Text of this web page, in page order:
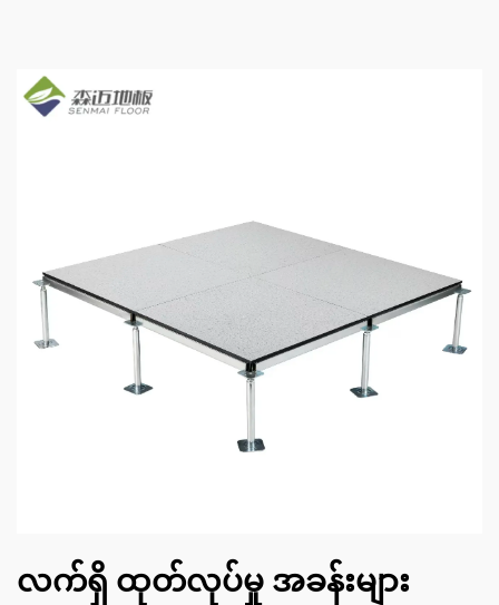
လက်ရှိ ထုတ်လုပ်မှု အခန်းများ